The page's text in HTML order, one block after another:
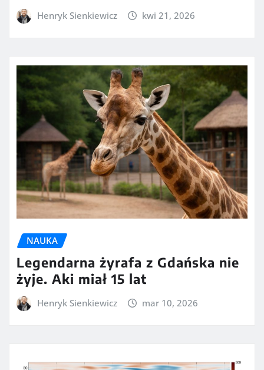
Henryk Sienkiewicz kwi 21, 2026
NAUKA
Legendarna żyrafa z Gdańska nie
żyje. Aki miał 15 lat
Henryk Sienkiewicz mar 10, 2026